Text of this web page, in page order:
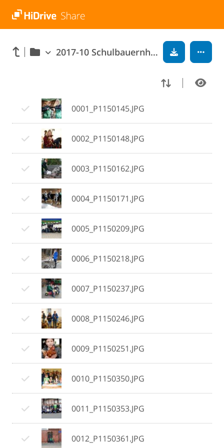
2017-10 Schulbauernhoffahrt 7. Jahrgang
0001_P1150145.JPG
0002_P1150148.JPG
0003_P1150162.JPG
0004_P1150171.JPG
0005_P1150209.JPG
0006_P1150218.JPG
0007_P1150237.JPG
0008_P1150246.JPG
0009_P1150251.JPG
0010_P1150350.JPG
0011_P1150353.JPG
0012_P1150361.JPG